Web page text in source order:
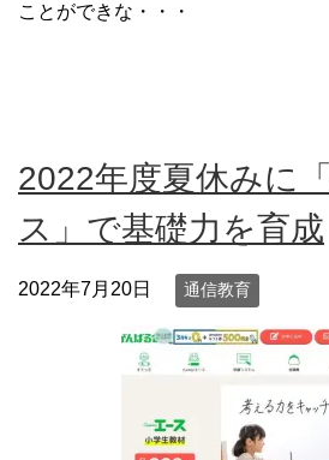
ことができな・・・
2022年度夏休みに
ス」で基礎力を育成
2022年7月20日 通信教育